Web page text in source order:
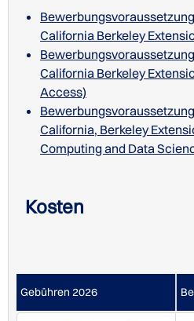
California Berkeley
California Berkeley
Access)
California, Berkeley
Computing and Data
Kosten
Gebühren 2026